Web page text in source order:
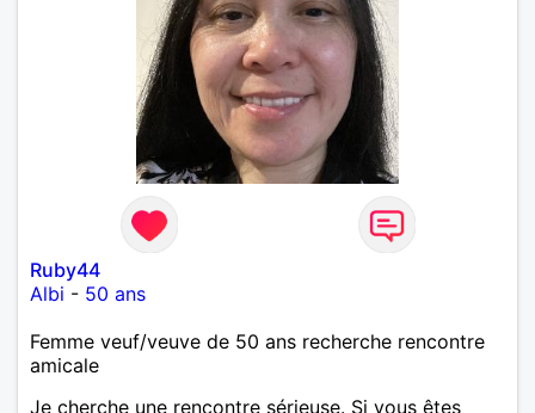
Ruby44
Albi - 50 ans
Femme veuf/veuve de 50 ans recherche rencontre
amicale
Je cherche une rencontre sérieuse. Si vous êtes